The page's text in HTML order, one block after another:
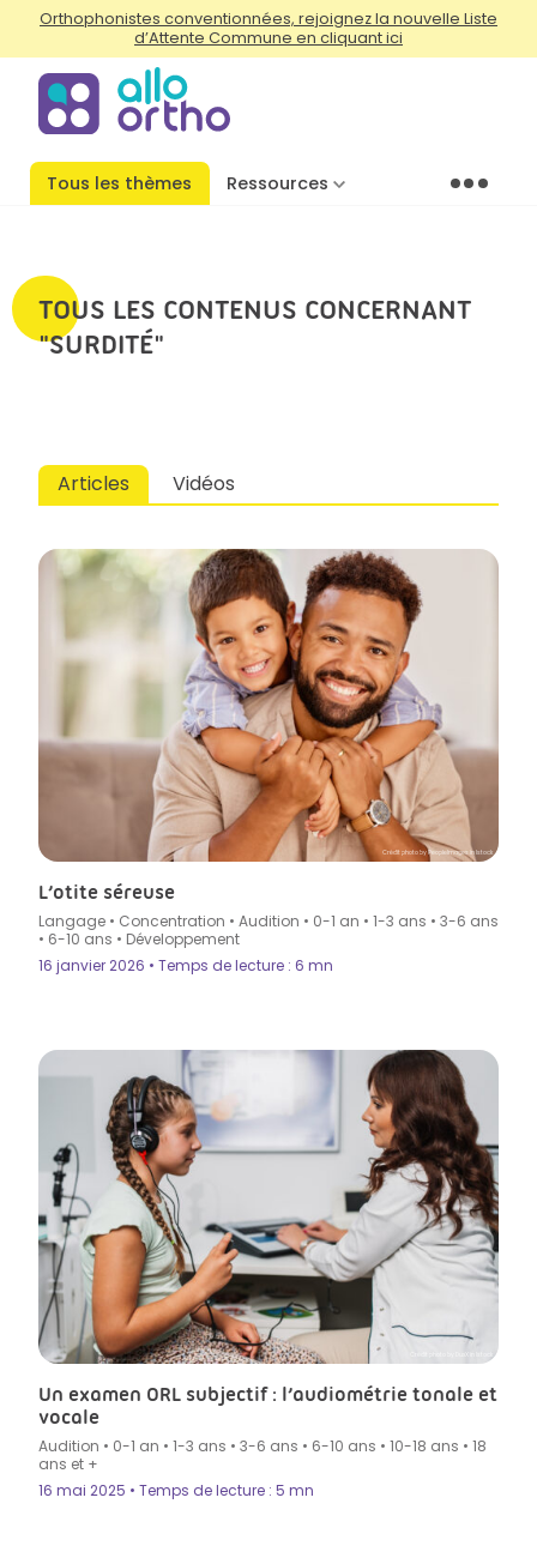
Orthophonistes conventionnées, rejoignez la nouvelle Liste
d’Attente Commune en cliquant ici
Tous les thèmes Ressources Menu
TOUS LES CONTENUS CONCERNANT
"SURDITÉ"
Articles Vidéos
Crédit photo by PeopleImages in Istock
L’otite séreuse
Langage • Concentration • Audition • 0-1 an • 1-3 ans • 3-6 ans
• 6-10 ans • Développement
16 janvier 2026 • Temps de lecture : 6 mn
Un examen ORL subjectif : l’audiométrie tonale et
vocale
Audition • 0-1 an • 1-3 ans • 3-6 ans • 6-10 ans • 10-18 ans • 18
ans et +
16 mai 2025 • Temps de lecture : 5 mn